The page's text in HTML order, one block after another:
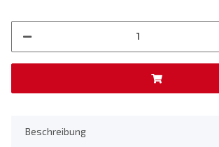
Beschreibung